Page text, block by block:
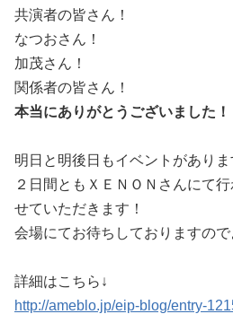
共演者の皆さん！
なつおさん！
加茂さん！
関係者の皆さん！
本当にありがとうございました！
明日と明後日もイベントがありま
２日間ともＸＥＮＯＮさんにて
せていただきます！
会場にてお待ちしておりますので
詳細はこちら↓
http://ameblo.jp/eip-blog/entry-